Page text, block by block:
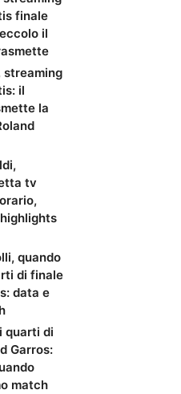
finale
il
streaming
il
la
tv
quando
di finale
data e
quarti di
Garros:
match